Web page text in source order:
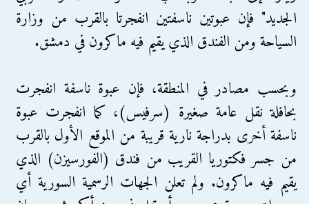
الجديد" فإن عبوتين ناسفتين انفجرتا بالقرب من وزارة
السياحة ومن الفندق الذي يقيم فيه ماكرون في دمشق.
وبحسب مصادر في المنطقة، فإن عبوة ناسفة انفجرت
بحافلة نقل عامة صغيرة (سرفيس)، كما انفجرت عبوة
ناسفة أخرى بدراجة نارية قريبة من الموقع الأول بالقرب
من جسر فكتوريا القريب من فندق (الفورسيزن) الذي
يقيم فيه ماكرون. ولم تعلن الجهات الرسمية السورية أي